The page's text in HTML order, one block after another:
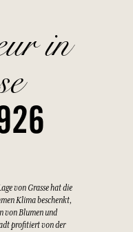
in
von Grasse hat die
Klima beschenkt,
von Blumen und
profitiert von der